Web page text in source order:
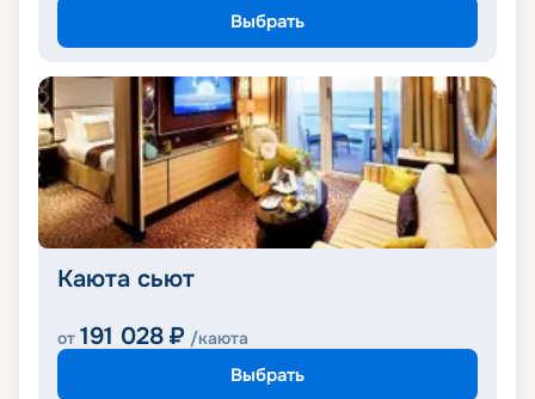
Выбрать
Каюта сьют
от 191 028 ₽ /каюта
Выбрать